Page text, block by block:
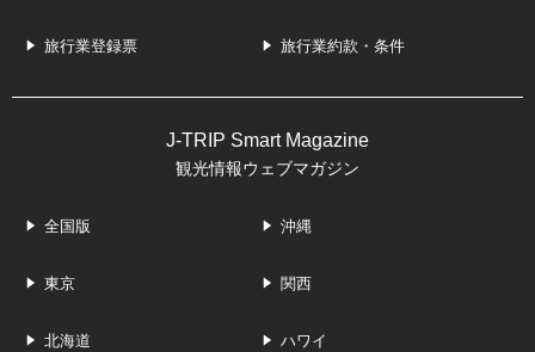
旅行業登録票 旅行業約款・条件
J-TRIP Smart Magazine
観光情報ウェブマガジン
全国版 沖縄
東京 関西
北海道 ハワイ